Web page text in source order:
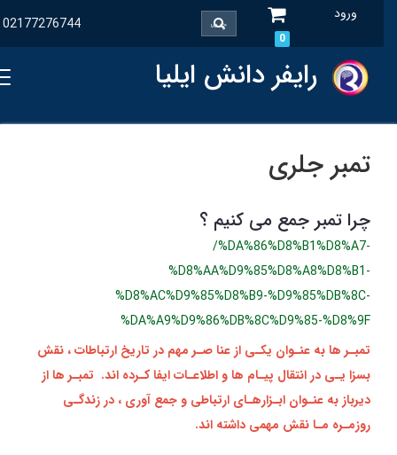
ورود
02177276744
رایفر دانش ایلیا
تمبر جلری
چرا تمبر جمع می کنیم ؟
/%DA%86%D8%B1%D8%A7-
%D8%AA%D9%85%D8%A8%D8%B1-
%D8%AC%D9%85%D8%B9-%D9%85%DB%8C-
%DA%A9%D9%86%DB%8C%D9%85-%D8%9F
تمبـر ها به عنـوان یکـی از عنا صـر مهم در تاریخ ارتباطات ، نقش
بسزا یـی در انتقال پیـام‌ ها و اطلاعـات ایفا کـرده‌ اند. تمبـر ها از
دیرباز به عنـوان ابـزارهـای ارتباطی و جمع‌ آوری ، در زندگـی
روزمـره مـا نقش مهمی داشته‌ اند.